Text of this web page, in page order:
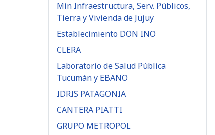
Min Infraestructura, Serv. Públicos,
Tierra y Vivienda de Jujuy
Establecimiento DON INO
CLERA
Laboratorio de Salud Pública
Tucumán y EBANO
IDRIS PATAGONIA
CANTERA PIATTI
GRUPO METROPOL